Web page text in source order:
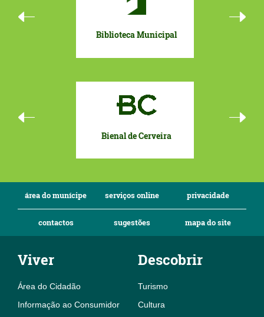
Biblioteca Municipal
Bienal de Cerveira
área do munícipe serviços online privacidade
contactos sugestões mapa do site
Viver
Área do Cidadão
Informação ao Consumidor
Descobrir
Turismo
Cultura